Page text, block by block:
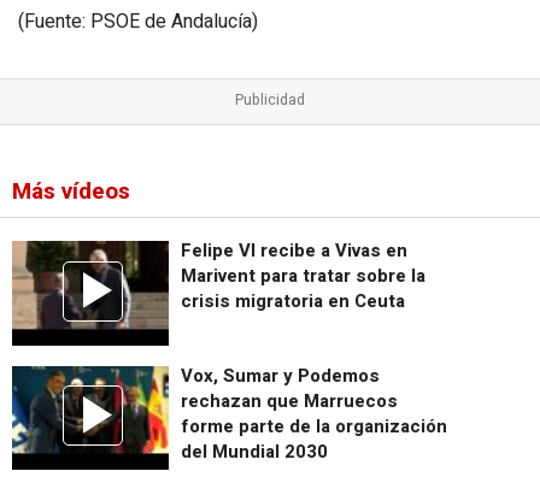
(Fuente: PSOE de Andalucía)
Más vídeos
Felipe VI recibe a Vivas en
Marivent para tratar sobre la
crisis migratoria en Ceuta
Vox, Sumar y Podemos
rechazan que Marruecos
forme parte de la organización
del Mundial 2030